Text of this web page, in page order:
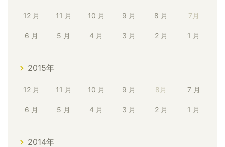
12 月 11 月 10 月 9 月 8 月 7月
6 月 5 月 4 月 3 月 2 月 1 月
2015年
12 月 11 月 10 月 9 月 8月 7 月
6 月 5 月 4 月 3 月 2 月 1 月
2014年